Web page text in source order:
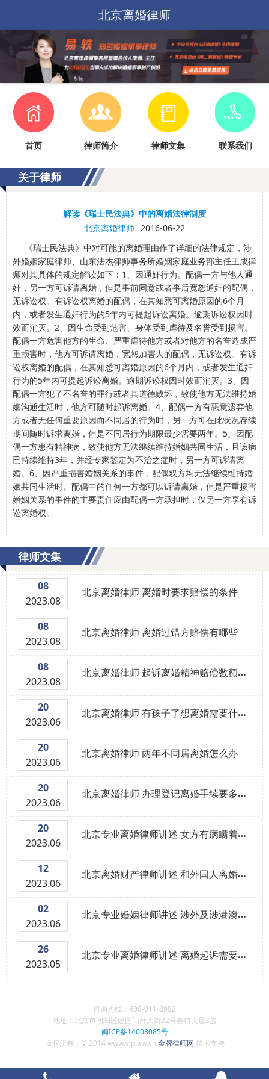
北京离婚律师
首页 律师简介 律师文集 联系我们
关于律师
解读《瑞士民法典》中的离婚法律制度
北京离婚律师 2016-06-22
《瑞士民法典》中对可能的离婚理由作了详细的法律规定，涉
外婚姻家庭律师、山东法杰律师事务所婚姻家庭业务部主任王成律
师对其具体的规定解读如下：1、因通奸行为。配偶一方与他人通
奸，另一方可诉请离婚，但是事前同意或者事后宽恕通奸的配偶，
无诉讼权。有诉讼权离婚的配偶，在其知悉可离婚原因的6个月
内，或者发生通奸行为的5年内可提起诉讼离婚。逾期诉讼权因时
效而消灭。2、因生命受到危害、身体受到虐待及名誉受到损害。
配偶一方危害他方的生命、严重虐待他方或者对他方的名誉造成严
重损害时，他方可诉请离婚，宽恕加害人的配偶，无诉讼权。有诉
讼权离婚的配偶，在其知悉可离婚原因的6个月内，或者发生通奸
行为的5年内可提起诉讼离婚。逾期诉讼权因时效而消灭。3、因
配偶一方犯了不名誉的罪行或者其道德败坏，致使他方无法维持婚
姻沟通生活时，他方可随时起诉离婚。4、配偶一方有恶意遗弃他
方或者无任何重要原因而不同居的行为时，另一方可在此状况存续
期间随时诉求离婚，但是不同居行为期限最少需要两年。5、因配
偶一方患有精神病，致使他方无法继续维持婚姻共同生活，且该病
已持续维持3年，并经专家鉴定为不治之症时，另一方可诉请离
婚。6、因严重损害婚姻关系的事件，配偶双方均无法继续维持婚
姻共同生活时。配偶中的任何一方都可以诉请离婚，但是严重损害
婚姻关系的事件的主要责任应由配偶一方承担时，仅另一方享有诉
讼离婚权。
律师文集
08
2023.08
北京离婚律师 离婚时要求赔偿的条件
08
2023.08
北京离婚律师 离婚过错方赔偿有哪些
08
2023.08
北京离婚律师 起诉离婚精神赔偿数额怎么算
20
2023.06
北京离婚律师 有孩子了想离婚需要什么手续
20
2023.06
北京离婚律师 两年不同居离婚怎么办
20
2023.06
北京离婚律师 办理登记离婚手续要多长时间
20
2023.06
北京专业离婚律师讲述 女方有病瞒着男方结婚属于骗婚吗
12
2023.06
北京离婚财产律师讲述 和外国人离婚程序需要多久？
02
2023.06
北京专业婚姻律师讲述 涉外及涉港澳台离婚案中律师的代理权限是什么
26
2023.05
北京专业离婚律师讲述 离婚起诉需要什么手续
咨询热线：400-011-8982
地址：北京市朝阳区建国门外大街22号赛特大厦3层
闽ICP备14008085号
版权所有：© 2014 www.viplaw.cn 金牌律师网 技术支持